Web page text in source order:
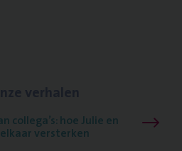
collega’s: hoe Julie en
versterken